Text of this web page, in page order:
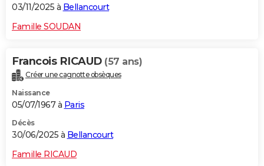
Carte de Noël
Carte Bonne année
Carte Saint-Valentin
Carte Pâques
Carte d'anniversaire
DICTIONNAIRE
Dictionnaire
Biographies
Citations
Expressions
Proverbes
PROGRAMME TV
S'inscrire
Se connecter
Lycées
Collèges
Primaires
Universités
Entreprises
Service militaire
Avis de recherche
AVIS DE DÉCÈS
FORUM
03/11/2025 à Bellancourt
Famille SOUDAN
Francois RICAUD (57 ans)
Créer une cagnotte obsèques
Naissance
05/07/1967 à Paris
Décès
30/06/2025 à Bellancourt
Famille RICAUD